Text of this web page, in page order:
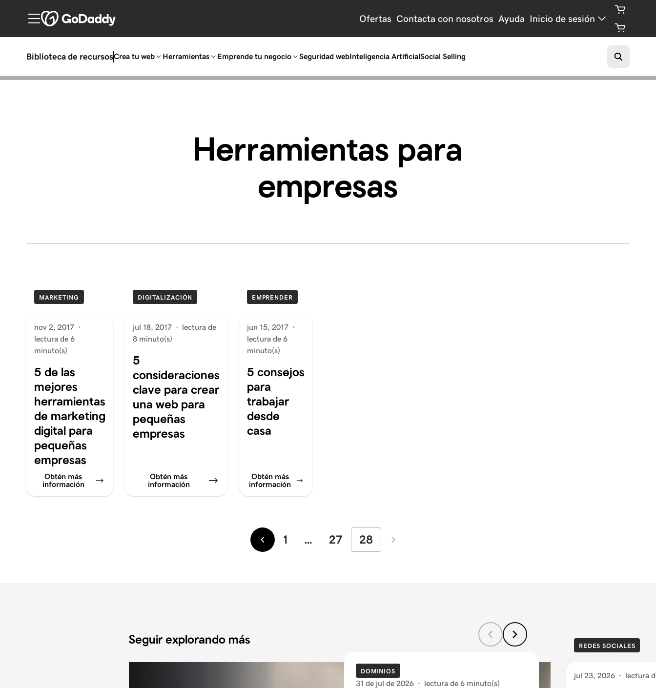
Ofertas Contacta con nosotros Ayuda Inicio de sesión
Biblioteca de recursosCrea tu web Herramientas Emprende tu negocio Seguridad webInteligencia ArtificialSocial Selling
Herramientas para
empresas
MARKETING
nov 2, 2017 ·
lectura de 6
minuto(s)
5 de las
mejores
herramientas
de marketing
digital para
pequeñas
empresas
Obtén más
información
DIGITALIZACIÓN
jul 18, 2017 · lectura de
8 minuto(s)
5
consideraciones
clave para crear
una web para
pequeñas
empresas
Obtén más
información
EMPRENDER
jun 15, 2017 ·
lectura de 6
minuto(s)
5 consejos
para
trabajar
desde
casa
Obtén más
información
Más
1 … 27 28
Más
Seguir explorando más
DOMINIOS
31 de jul de 2026 · lectura de 6 minuto(s)
REDES SOCIALES
jul 23, 2026 · lectura